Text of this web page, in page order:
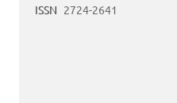
ISSN 2724-2641